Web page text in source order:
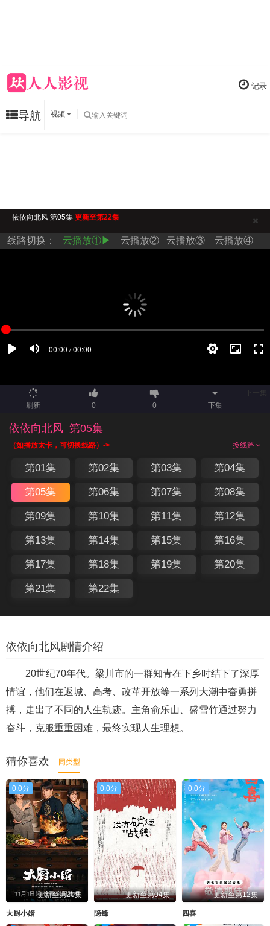
记录
导航 视频
刷新 0 0 下集
依依向北风 第05集
换线路
（如播放太卡，可切换线路）->
第01集 第02集 第03集 第04集
第05集 第06集 第07集 第08集
第09集 第10集 第11集 第12集
第13集 第14集 第15集 第16集
第17集 第18集 第19集 第20集
第21集 第22集
依依向北风剧情介绍
20世纪70年代。梁川市的一群知青在下乡时结下了深厚
情谊，他们在返城、高考、改革开放等一系列大潮中奋勇拼
搏，走出了不同的人生轨迹。主角俞乐山、盛雪竹通过努力
奋斗，克服重重困难，最终实现人生理想。
猜你喜欢 同类型
0.0分
更新至第20集
大厨小婿
0.0分
更新至第04集
隐锋
0.0分
更新至第12集
四喜